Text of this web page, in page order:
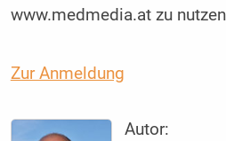
www.medmedia.at zu
Zur Anmeldung
Autor: